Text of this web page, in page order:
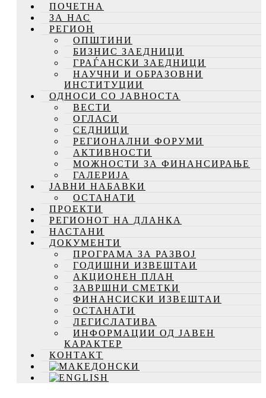
ПОЧЕТНА
ЗА НАС
РЕГИОН
ОПШТИНИ
БИЗНИС ЗАЕДНИЦИ
ГРАЃАНСКИ ЗАЕДНИЦИ
НАУЧНИ И ОБРАЗОВНИ
ИНСТИТУЦИИ
ОДНОСИ СО ЈАВНОСТА
ВЕСТИ
ОГЛАСИ
СЕДНИЦИ
РЕГИОНАЛНИ ФОРУМИ
АКТИВНОСТИ
МОЖНОСТИ ЗА ФИНАНСИРАЊЕ
ГАЛЕРИЈА
ЈАВНИ НАБАВКИ
ОСТАНАТИ
ПРОЕКТИ
РЕГИОНОТ НА ДЛАНКА
НАСТАНИ
ДОКУМЕНТИ
ПРОГРАМА ЗА РАЗВОЈ
ГОДИШНИ ИЗВЕШТАИ
АКЦИОНЕН ПЛАН
ЗАВРШНИ СМЕТКИ
ФИНАНСИСКИ ИЗВЕШТАИ
ОСТАНАТИ
ЛЕГИСЛАТИВА
ИНФОРМАЦИИ ОД ЈАВЕН
КАРАКТЕР
КОНТАКТ